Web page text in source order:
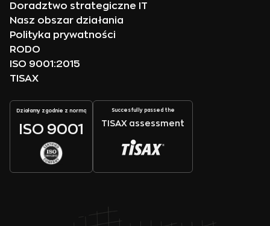
Doradztwo strategiczne IT
Nasz obszar działania
Polityka prywatności
RODO
ISO 9001:2015
TISAX
Działamy zgodnie z normą
ISO 9001
Succesfully passed the
TISAX assessment